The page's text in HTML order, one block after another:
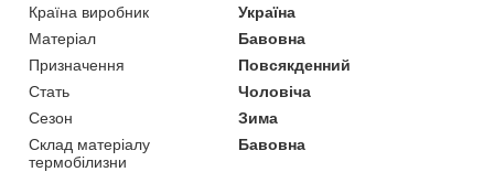
Країна виробник
Україна
Матеріал
Бавовна
Призначення
Повсякденний
Стать
Чоловіча
Сезон
Зима
Склад матеріалу
термобілизни
Бавовна